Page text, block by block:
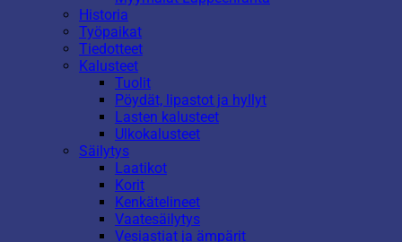
Historia
Työpaikat
Tiedotteet
Kalusteet
Tuolit
Pöydät, lipastot ja hyllyt
Lasten kalusteet
Ulkokalusteet
Säilytys
Laatikot
Korit
Kenkätelineet
Vaatesäilytys
Vesiastiat ja ämpärit